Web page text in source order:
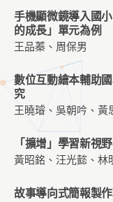
手機顯微鏡導入國
的成長」單元為例
王品蓁、周保男
數位互動繪本輔助
究
王曉璿、吳朝吟、黃
「擴增」學習新視
黃昭銘、汪光懿、林
故事導向式簡報製